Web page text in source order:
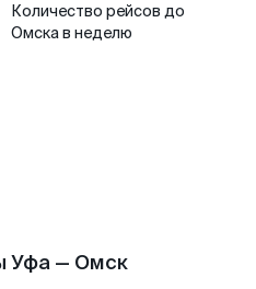
Количество рейсов до
Омска в неделю
Уфа — Омск